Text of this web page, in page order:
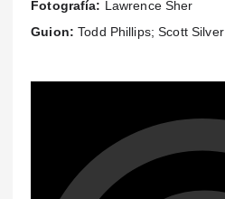
Fotografía: Lawrence Sher
Guion:Todd Phillips; Scott Silver